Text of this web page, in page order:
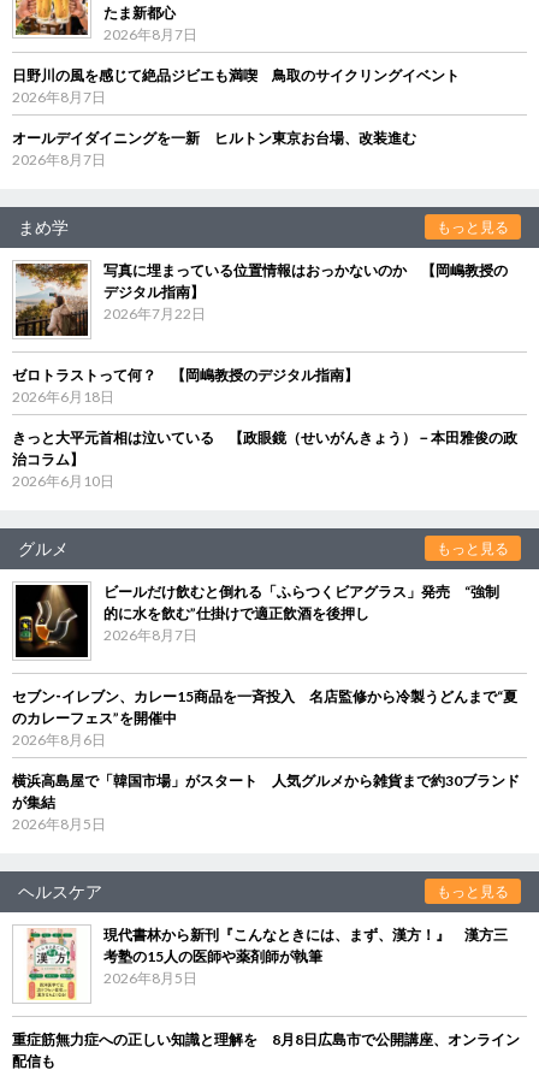
たま新都心
2026年8月7日
日野川の風を感じて絶品ジビエも満喫 鳥取のサイクリングイベント
2026年8月7日
オールデイダイニングを一新 ヒルトン東京お台場、改装進む
2026年8月7日
まめ学 もっと見る
写真に埋まっている位置情報はおっかないのか 【岡嶋教授の
デジタル指南】
2026年7月22日
ゼロトラストって何？ 【岡嶋教授のデジタル指南】
2026年6月18日
きっと大平元首相は泣いている 【政眼鏡（せいがんきょう）－本田雅俊の政
治コラム】
2026年6月10日
グルメ もっと見る
ビールだけ飲むと倒れる「ふらつくビアグラス」発売 “強制
的に水を飲む”仕掛けで適正飲酒を後押し
2026年8月7日
セブン‐イレブン、カレー15商品を一斉投入 名店監修から冷製うどんまで“夏
のカレーフェス”を開催中
2026年8月6日
横浜高島屋で「韓国市場」がスタート 人気グルメから雑貨まで約30ブランド
が集結
2026年8月5日
ヘルスケア もっと見る
現代書林から新刊『こんなときには、まず、漢方！』 漢方三
考塾の15人の医師や薬剤師が執筆
2026年8月5日
重症筋無力症への正しい知識と理解を 8月8日広島市で公開講座、オンライン
配信も